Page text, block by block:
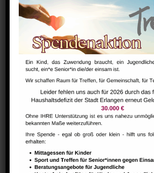
Bharathanatiyam Kindertanzgruppe